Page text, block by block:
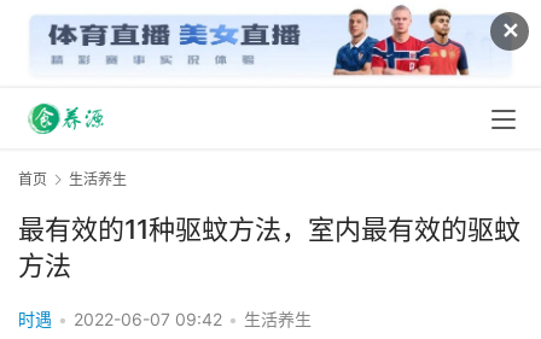
✕
首页 生活养生
最有效的11种驱蚊方法，室内最有效的驱蚊
方法
时遇 • 2022-06-07 09:42 • 生活养生